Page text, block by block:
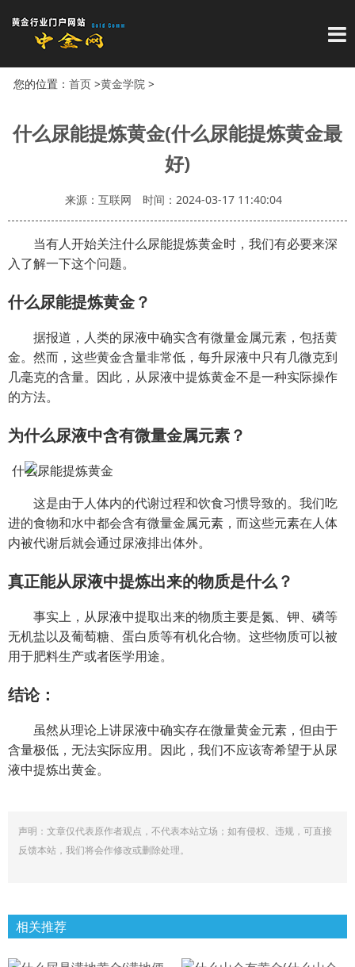
导
您的位置： 首页>黄金学院 >
什么尿能提炼黄金(什么尿能提炼黄金最
好)
来源：互联网 时间：2024-03-17 11:40:04
当有人开始关注什么尿能提炼黄金时，我们有必要来深
入了解一下这个问题。
什么尿能提炼黄金？
据报道，人类的尿液中确实含有微量金属元素，包括黄
金。然而，这些黄金含量非常低，每升尿液中只有几微克到
几毫克的含量。因此，从尿液中提炼黄金不是一种实际操作
的方法。
为什么尿液中含有微量金属元素？
这是由于人体内的代谢过程和饮食习惯导致的。我们吃
进的食物和水中都会含有微量金属元素，而这些元素在人体
内被代谢后就会通过尿液排出体外。
真正能从尿液中提炼出来的物质是什么？
事实上，从尿液中提取出来的物质主要是氮、钾、磷等
无机盐以及葡萄糖、蛋白质等有机化合物。这些物质可以被
用于肥料生产或者医学用途。
结论：
虽然从理论上讲尿液中确实存在微量黄金元素，但由于
含量极低，无法实际应用。因此，我们不应该寄希望于从尿
液中提炼出黄金。
声明：文章仅代表原作者观点，不代表本站立场；如有侵权、违规，可直接
反馈本站，我们将会作修改或删除处理。
相关推荐